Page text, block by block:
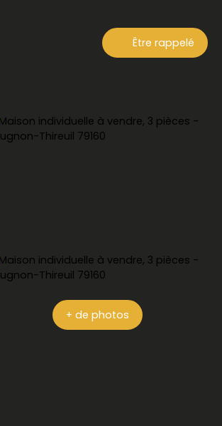
Être rappelé
+ de photos